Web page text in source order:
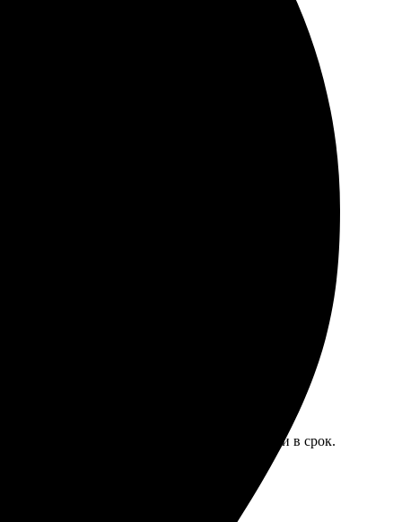
быстро и качественно, даже порадовали
простое и понятное. Все сделано быстро и в срок.